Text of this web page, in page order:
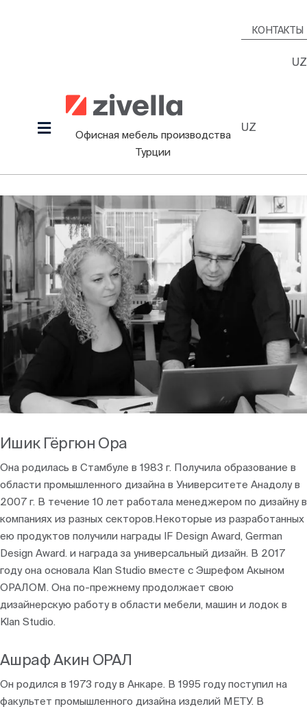
КОНТАКТЫ
UZ
Toggle
Продукция
Наша культура
Проекты
Дизайнеры
Информационный Зал
Блоги
Офисная мебель производства
Турции
UZ
Ишик Гёргюн Ора
Она родилась в Стамбуле в 1983 г. Получила образование в
области промышленного дизайна в Университете Анадолу в
2007 г. В течение 10 лет работала менеджером по дизайну в
компаниях из разных секторов.Некоторые из разработанных
ею продуктов получили награды IF Design Award, German
Design Award. и награда за универсальный дизайн. В 2017
году она основала Klan Studio вместе с Эшрефом Акыном
ОРАЛОМ. Она по-прежнему продолжает свою
дизайнерскую работу в области мебели, машин и лодок в
Klan Studio.
Ашраф Акин ОРАЛ
Он родился в 1973 году в Анкаре. В 1995 году поступил на
факультет промышленного дизайна изделий МЕТУ. В